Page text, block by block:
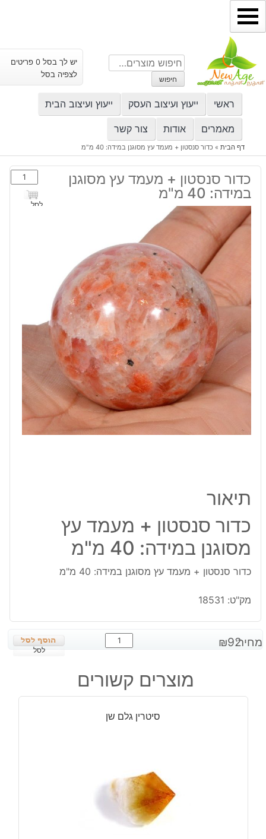
דילוג
לתוכן
חיפוש
עבור:
חיפוש
יש לך בסל 0 פריטים
לצפיה בסל
ראשי ייעוץ ועיצוב העסק ייעוץ ועיצוב הבית
מאמרים אודות צור קשר
דף הבית» כדור סנסטון + מעמד עץ מסוגנן במידה: 40 מ"מ
כדור סנסטון + מעמד עץ מסוגנן
במידה: 40 מ"מ
כמות
של
כדור
לסל
תיאור
כדור סנסטון + מעמד עץ
מסוגנן במידה: 40 מ"מ
כדור סנסטון + מעמד עץ מסוגנן במידה: 40 מ"מ
מק"ט: 18531
מחיר: ₪92
כמות
של
סנסטון
+
עץ
מ"מ
לסל
מוצרים קשורים
סיטרין גלם שן